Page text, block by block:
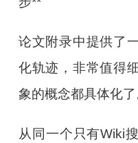
论文附录中提供了
化轨迹，非常值得
象的概念都具体化了
从同一个只有Wiki